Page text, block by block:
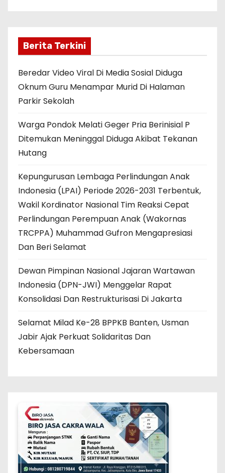
Berita Terkini
Beredar Video Viral Di Media Sosial Diduga
Oknum Guru Menampar Murid Di Halaman
Parkir Sekolah
Warga Pondok Melati Geger Pria Berinisial P
Ditemukan Meninggal Diduga Akibat Tekanan
Hutang
Kepungurusan Lembaga Perlindungan Anak
Indonesia (LPAI) Periode 2026-2031 Terbentuk,
Wakil Kordinator Nasional Tim Reaksi Cepat
Perlindungan Perempuan Anak (Wakornas
TRCPPA) Muhammad Gufron Mengapresiasi
Dan Beri Selamat
Dewan Pimpinan Nasional Jajaran Wartawan
Indonesia (DPN-JWI) Menggelar Rapat
Konsolidasi Dan Restrukturisasi Di Jakarta
Selamat Milad Ke-28 BPPKB Banten, Usman
Jabir Ajak Perkuat Solidaritas Dan
Kebersamaan